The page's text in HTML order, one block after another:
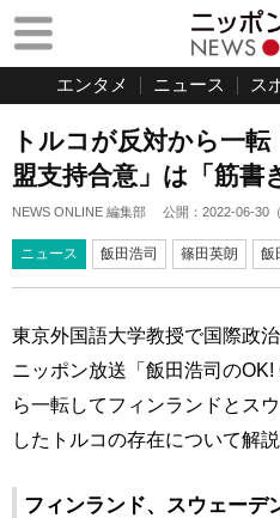
エンタメ ニュース ス
トルコが反対から一
盟支持合意」は「筋書
NEWS ONLINE 編集部 公開： 2022-06-30 （
ニュース 飯田浩司 篠田英朗 飯
東京外国語大学教授で国際政
ニッポン放送「飯田浩司の
ら一転してフィンランドとス
したトルコの存在について解説
フィンランド、スウェーデ